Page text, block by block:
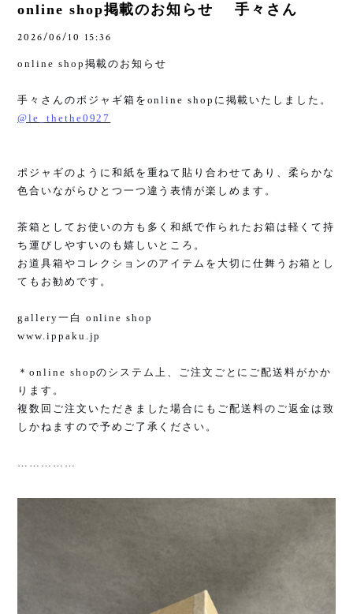
online shop掲載のお知らせ 手々さん
2026/06/10 15:36
online shop 掲載のお知らせ
手々さんのポジャギ箱を online shop に掲載いたしました。
@le_thethe0927
ポジャギのように和紙を重ねて貼り合わせてあり、柔らかな
色合いながらひとつ一つ違う表情が楽しめます。
茶箱としてお使いの方も多く和紙で作られたお箱は軽くて持
ち運びしやすいのも嬉しいところ。
お道具箱やコレクションのアイテムを大切に仕舞うお箱とし
てもお勧めです。
gallery一白 online shop
www.ippaku.jp
＊online shopのシステム上、ご注文ごとにご配送料がかか
ります。
複数回ご注文いただきました場合にもご配送料のご返金は致
しかねますので予めご了承ください。
……………